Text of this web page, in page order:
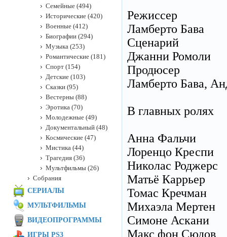
Режиссер
Ламберто Бава
Сценарий
Джанни Ромоли
Продюсер
Ламберто Бава,
В главных ролях
Анна Фальчи
Лоренцо Креспи
Николас Роджерс
Матьё Каррьер
Томас Кречман
Михаэла Мертен
Симоне Аскани
Макс фон Сюдов
Семейные (494)
Исторические (420)
Военные (412)
Биографии (294)
Музыка (253)
Романтические (181)
Спорт (154)
Детские (103)
Сказки (95)
Вестерны (88)
Эротика (70)
Молодежные (49)
Документальный (48)
Космические (47)
Мистика (44)
Трагедия (36)
Мультфильмы (26)
Собрания
СЕРИАЛЫ
МУЛЬТФИЛЬМЫ
ВИДЕОПРОГРАММЫ
ИГРЫ PS3